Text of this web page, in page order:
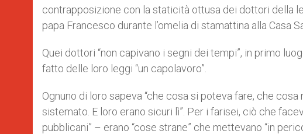
r
contrapposizione con la staticità ottusa dei dottori della
papa Francesco durante l’omelia di stamattina alla Casa
Quei dottori “non capivano i segni dei tempi”, in primo
fatto delle loro leggi “un capolavoro”.
Ognuno di loro sapeva “che cosa si poteva fare, che
sistemato. E loro erano sicuri lì”. Per i farisei, ciò che
pubblicani” – erano “cose strane” che mettevano “in